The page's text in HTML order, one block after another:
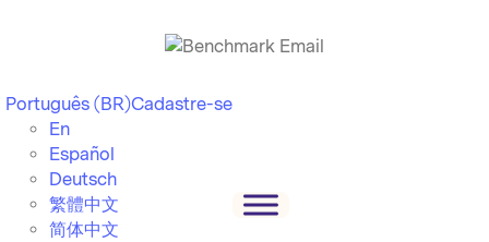
Português (BR)
En
Español
Deutsch
繁體中文
简体中文
Cadastre-se